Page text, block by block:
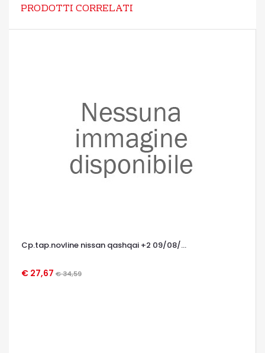
PRODOTTI CORRELATI
Cp.tap.novline nissan qashqai +2 09/08/...
€ 27,67 € 34,59
OCCHIATA VELOCE